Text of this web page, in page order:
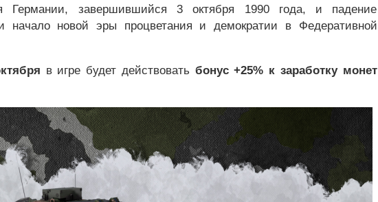
Германии, завершившийся 3 октября 1990 года, и падение
начало новой эры процветания и демократии в Федеративной
в игре будет действовать бонус +25% к заработку монет